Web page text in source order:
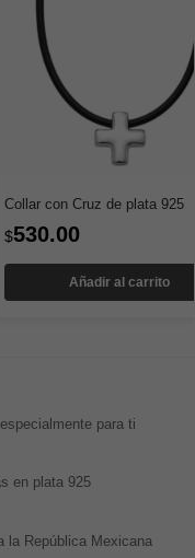
Collar con Cruz de plata 925
$530.00
Añadir al carrito
para ti
en plata 925
la República Mexicana